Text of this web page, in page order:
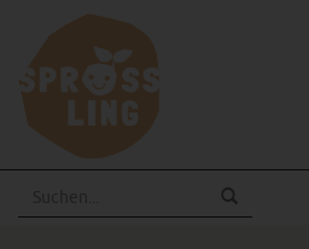
main
content